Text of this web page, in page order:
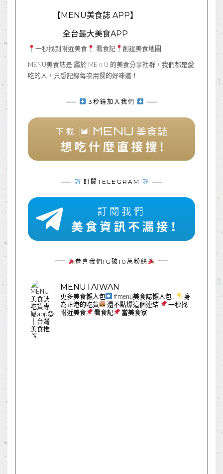
【MENU美食誌 APP】
全台最大美食APP
一秒找到附近美食 看食記
創建美食地圖
MENU美食誌是 屬於 ME n U 的美食分享社群，我們都是愛
吃的人，只想記錄每次用餐的好味道！
3秒鐘加入我們
訂閱TELEGRAM
恭喜我們IG破10萬粉絲
MENUTAIWAN
更多美食懶人包 #menu美食誌懶人包 .
身
為正港的吃貨
還不點爆這個連結
一秒找
附近美食
看食記 當美食家